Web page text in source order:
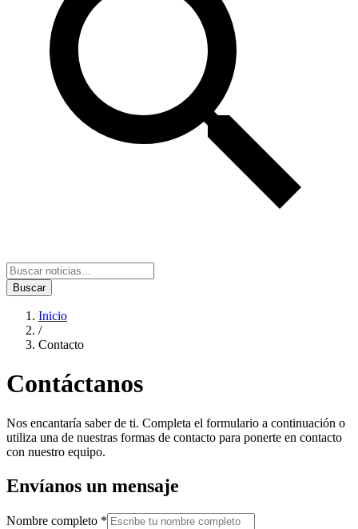
Buscar
Inicio
/
Contacto
Contáctanos
Nos encantaría saber de ti. Completa el formulario a continuación o
utiliza una de nuestras formas de contacto para ponerte en contacto
con nuestro equipo.
Envíanos un mensaje
Nombre completo *